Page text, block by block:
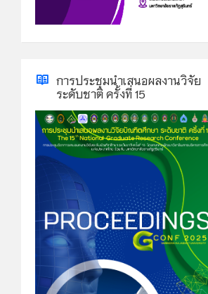
การประชุมนำเสนอผลงานวิจัย
ระดับชาติ ครั้งที่ 15